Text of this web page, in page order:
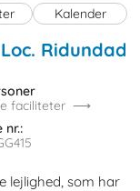
Kalender
Loc.
faciliteter
nr.:
lejlighed, som har